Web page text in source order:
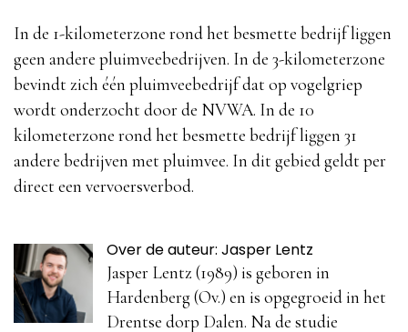
In de 1-kilometerzone rond het besmette bedrijf liggen
geen andere pluimveebedrijven. In de 3-kilometerzone
bevindt zich één pluimveebedrijf dat op vogelgriep
wordt onderzocht door de NVWA. In de 10
kilometerzone rond het besmette bedrijf liggen 31
andere bedrijven met pluimvee. In dit gebied geldt per
direct een vervoersverbod.
Over de auteur: Jasper Lentz
Jasper Lentz (1989) is geboren in
Hardenberg (Ov.) en is opgegroeid in het
Drentse dorp Dalen. Na de studie